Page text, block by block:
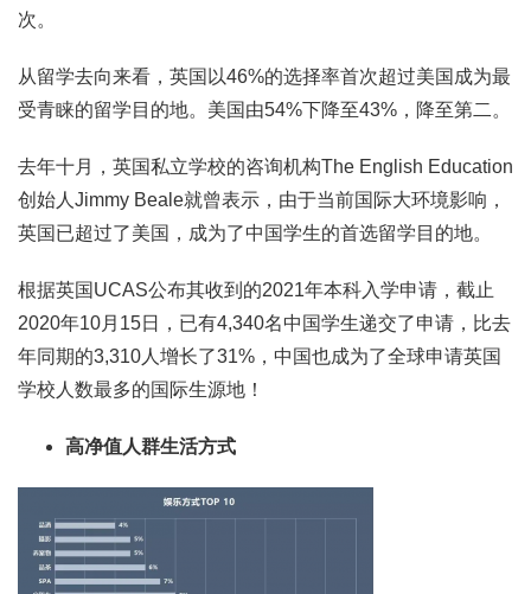
次。
从留学去向来看，英国以46%的选择率首次超过美国成为最
受青睐的留学目的地。美国由54%下降至43%，降至第二。
去年十月，英国私立学校的咨询机构The English Education
创始人Jimmy Beale就曾表示，由于当前国际大环境影响，
英国已超过了美国，成为了中国学生的首选留学目的地。
根据英国UCAS公布其收到的2021年本科入学申请，截止
2020年10月15日，已有4,340名中国学生递交了申请，比去
年同期的3,310人增长了31%，中国也成为了全球申请英国
学校人数最多的国际生源地！
高净值人群生活方式